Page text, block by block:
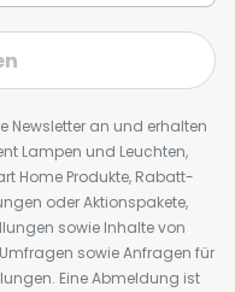
Newsletter an und erhalten
Lampen und Leuchten,
Home Produkte, Rabatt-
oder Aktionspakete,
sowie Inhalte von
sowie Anfragen für
Eine Abmeldung ist